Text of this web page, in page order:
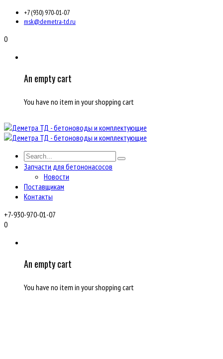
+7 (930) 970-01-07
msk@demetra-td.ru
0
An empty cart
You have no item in your shopping cart
Запчасти для бетононасосов
Новости
Поставщикам
Контакты
+7-930-970-01-07
0
An empty cart
You have no item in your shopping cart